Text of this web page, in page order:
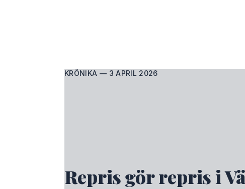
KRÖNIKA — 3 APRIL 2026
Repris gör repris i